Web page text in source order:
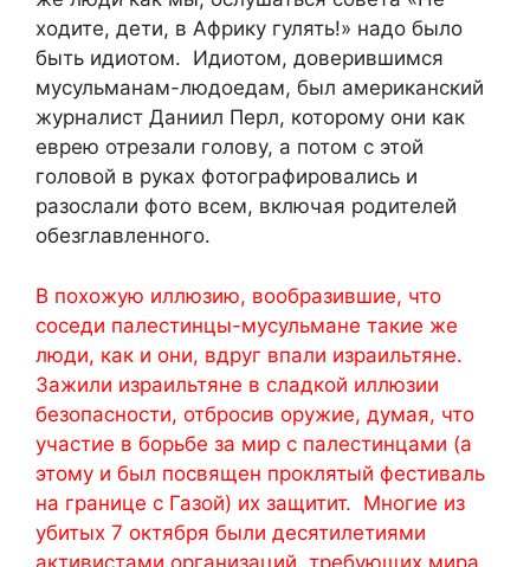
ходите, дети, в Африку гулять!» надо было
быть идиотом. Идиотом, доверившимся
мусульманам-людоедам, был американский
журналист Даниил Перл, которому они как
еврею отрезали голову, а потом с этой
головой в руках фотографировались и
разослали фото всем, включая родителей
обезглавленного.
В похожую иллюзию, вообразившие, что
соседи палестинцы-мусульмане такие же
люди, как и они, вдруг впали израильтяне.
Зажили израильтяне в сладкой иллюзии
безопасности, отбросив оружие, думая, что
участие в борьбе за мир с палестинцами (а
этому и был посвящен проклятый фестиваль
на границе с Газой) их защитит. Многие из
убитых 7 октября были десятилетиями
активистами организаций, требующих мира